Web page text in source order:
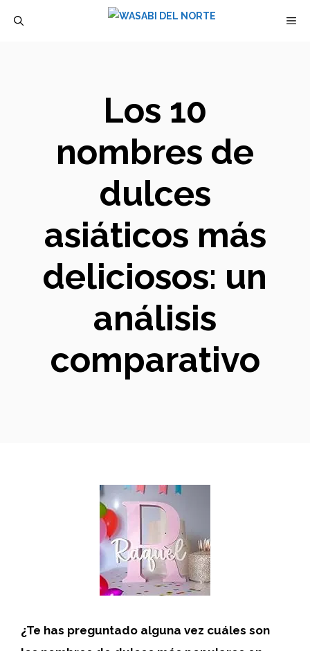
Los 10
nombres de
dulces
asiáticos más
deliciosos: un
análisis
comparativo
¿Te has preguntado alguna vez cuáles son